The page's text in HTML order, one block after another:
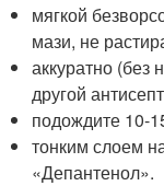
мягкой
мази, не
аккуратно (без
другой
подождите 10-
тонким слоем
«Депантенол».